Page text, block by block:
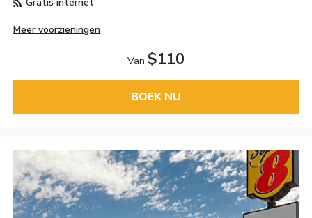
Gratis internet
Meer voorzieningen
Van $110
BOEK NU